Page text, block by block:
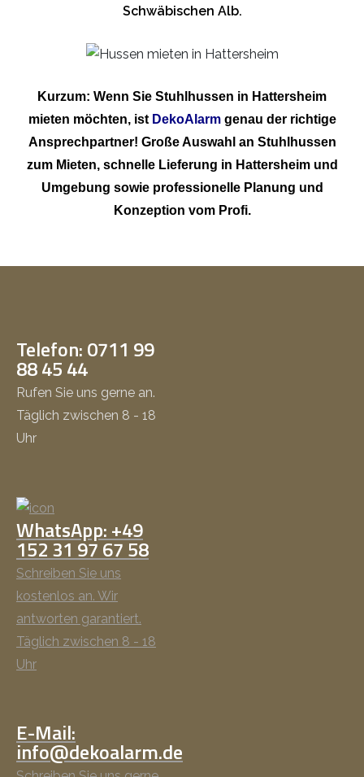
Schwäbischen Alb.
Kurzum: Wenn Sie Stuhlhussen in Hattersheim
mieten möchten, ist DekoAlarmgenau der richtige
Ansprechpartner! Große Auswahl an Stuhlhussen
zum Mieten, schnelle Lieferung in Hattersheim und
Umgebung sowie professionelle Planung und
Konzeption vom Profi.
Telefon: 0711 99
88 45 44
Rufen Sie uns gerne an.
Täglich zwischen 8 - 18
Uhr
WhatsApp: +49
152 31 97 67 58
Schreiben Sie uns
kostenlos an. Wir
antworten garantiert.
Täglich zwischen 8 - 18
Uhr
E-Mail:
info@dekoalarm.de